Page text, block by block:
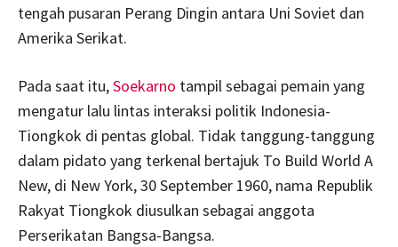
tengah pusaran Perang Dingin antara Uni Soviet dan
Amerika Serikat.
Pada saat itu,Soekarno tampil sebagai pemain yang
mengatur lalu lintas interaksi politik Indonesia-
Tiongkok di pentas global. Tidak tanggung-tanggung
dalam pidato yang terkenal bertajuk To Build World A
New, di New York, 30 September 1960, nama Republik
Rakyat Tiongkok diusulkan sebagai anggota
Perserikatan Bangsa-Bangsa.